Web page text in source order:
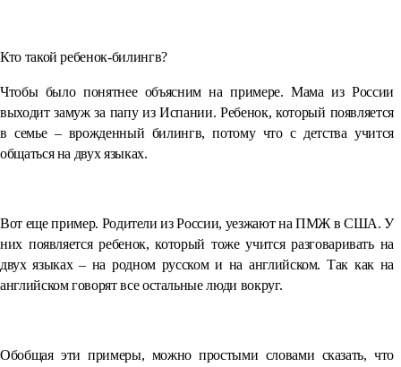
Кто такой ребенок-билингв?
Чтобы было понятнее объясним на примере. Мама из России
выходит замуж за папу из Испании. Ребенок, который появляется
в семье – врожденный билингв, потому что с детства учится
общаться на двух языках.
Вот еще пример. Родители из России, уезжают на ПМЖ в США. У
них появляется ребенок, который тоже учится разговаривать на
двух языках – на родном русском и на английском. Так как на
английском говорят все остальные люди вокруг.
Обобщая эти примеры, можно простыми словами сказать, что